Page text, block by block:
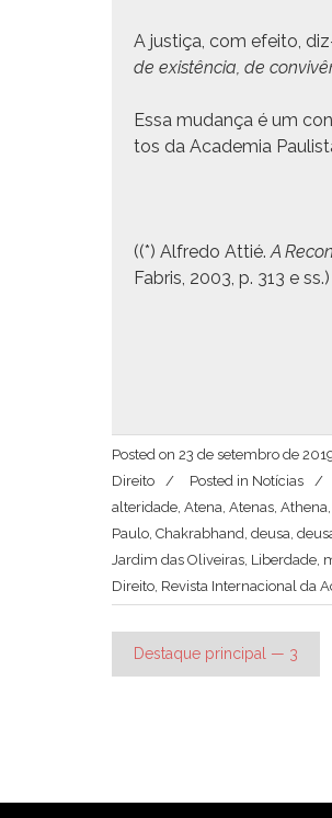
A justiça, com efeito,
de existên­cia, de
Essa mudança é um
tos da Acad­e­mia
((*) Alfre­do Attié. A
Fab­ris, 2003, p. 313 e ss.)
Posted on 23 de setembro de
Direito
Posted in Notícias
alteridade Atena Atenas Athena
Paulo Chakrabhand deusa
Jardim das Oliveiras Liberdade
Direito Revista Internacional da
Navegação
Destaque principal — 3